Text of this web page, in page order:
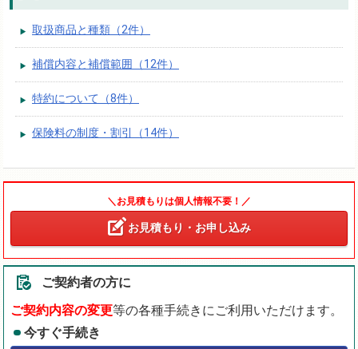
取扱商品と種類（2件）
補償内容と補償範囲（12件）
特約について（8件）
保険料の制度・割引（14件）
＼お見積もりは個人情報不要！／
お見積もり・お申し込み
ご契約者の方に
ご契約内容の変更等の各種手続きにご利用いただけます。
今すぐ手続き